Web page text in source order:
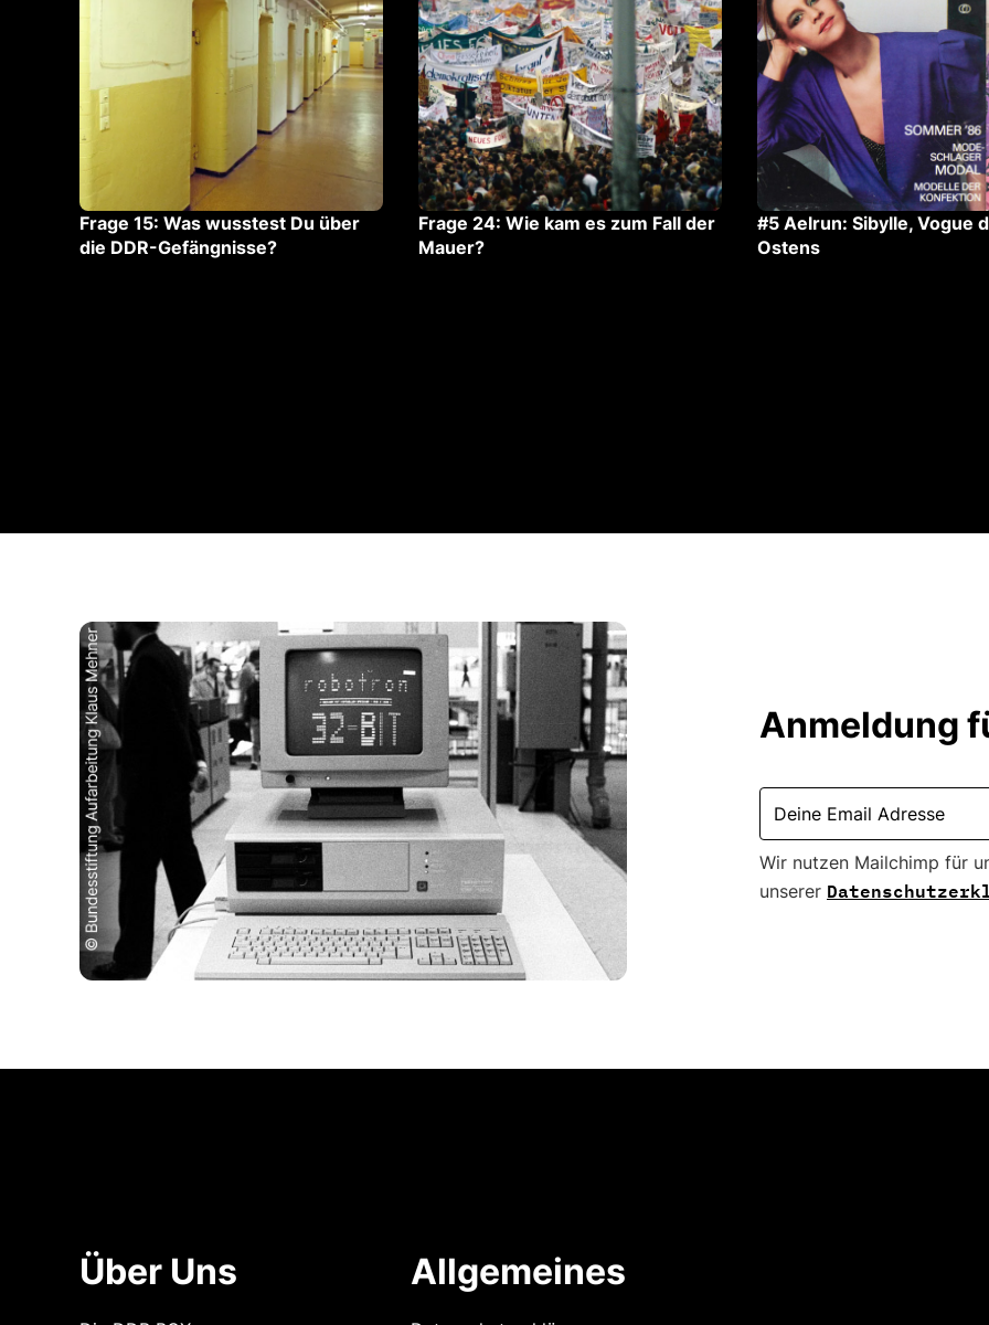
Frage 15: ⁠⁠Was wusstest Du über
die DDR-Gefängnisse?
Frage 24: Wie kam es zum Fall der
Mauer?
#5 Aelrun: Sibylle, Vogue
Ostens
Anmeldung
Wir nutzen Mailchimp für
unserer
Über Uns Allgemeines